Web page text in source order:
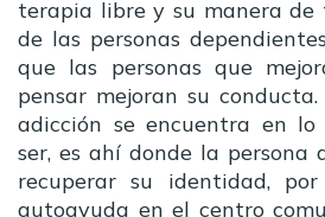
terapia libre y su manera
de las personas
que las personas que
pensar mejoran su
adicción se encuentra en
ser, es ahí donde la persona
recuperar su identidad,
autoayuda en el centro